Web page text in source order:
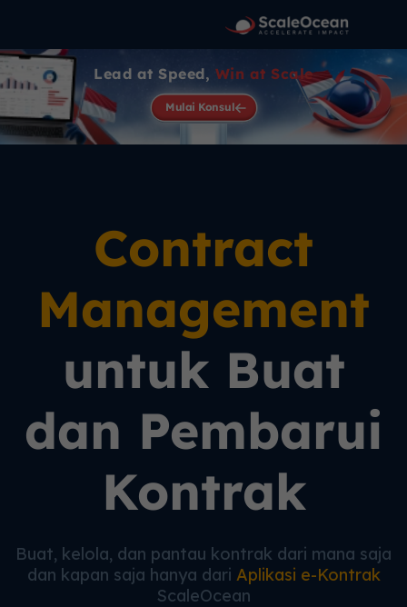
Lead at Speed, Win at Scale
Mulai Konsul
Contract
Management
untuk Buat
dan Pembarui
Kontrak
Buat, kelola, dan pantau kontrak dari mana saja
dan kapan saja hanya dari Aplikasi e-Kontrak
ScaleOcean